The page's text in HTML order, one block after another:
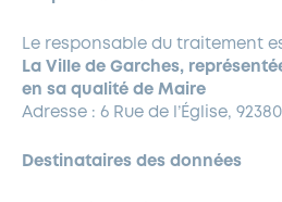
Le responsable du traitement
La Ville de Garches,
en sa qualité de Maire
Adresse : 6 Rue de l’Église,
Destinataires des données